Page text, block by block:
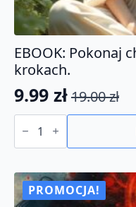
EBOOK: Pokonaj
krokach.
19.00zł
Pierwotna
cena
wynosiła:
19.00 zł.
9.99 zł
Aktualna
cena
wynosi:
9.99 zł.
ilość
EBOOK:
chroniczne
w
7
krokach.
PROMOCJA!